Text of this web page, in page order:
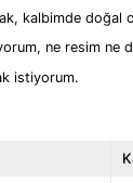
kalbimde
ne resim ne
istiyorum.